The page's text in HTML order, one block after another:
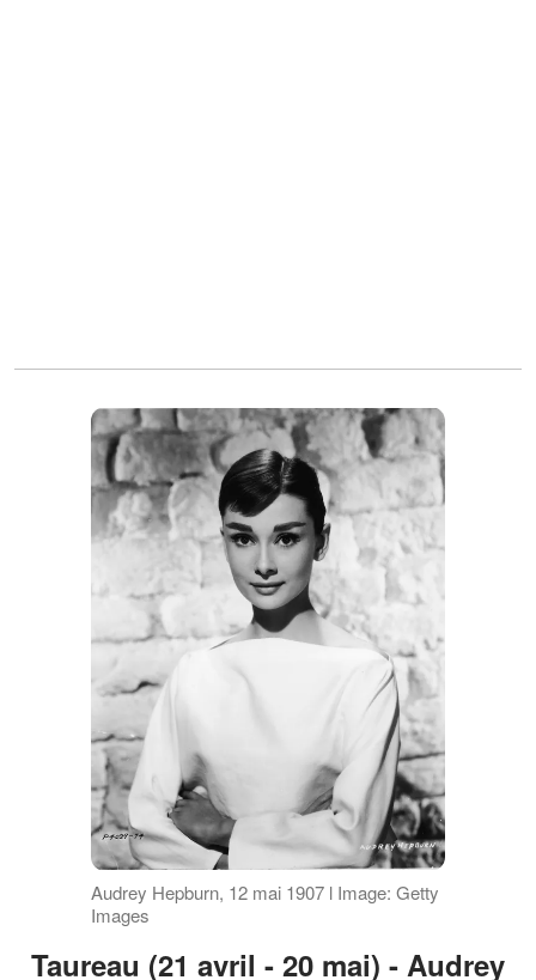
Audrey Hepburn, 12 mai 1907 l Image: Getty
Images
Taureau (21 avril - 20 mai) - Audrey